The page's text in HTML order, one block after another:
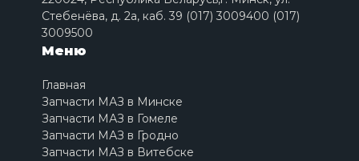
Стебенёва, д. 2a, каб. 39 (017) 3009400 (017)
3009500
Меню
Главная
Запчасти МАЗ в Минске
Запчасти МАЗ в Гомеле
Запчасти МАЗ в Гродно
Запчасти МАЗ в Витебске